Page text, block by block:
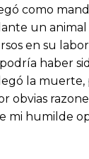
como
un animal
en su
haber
la
obvias
mi humilde